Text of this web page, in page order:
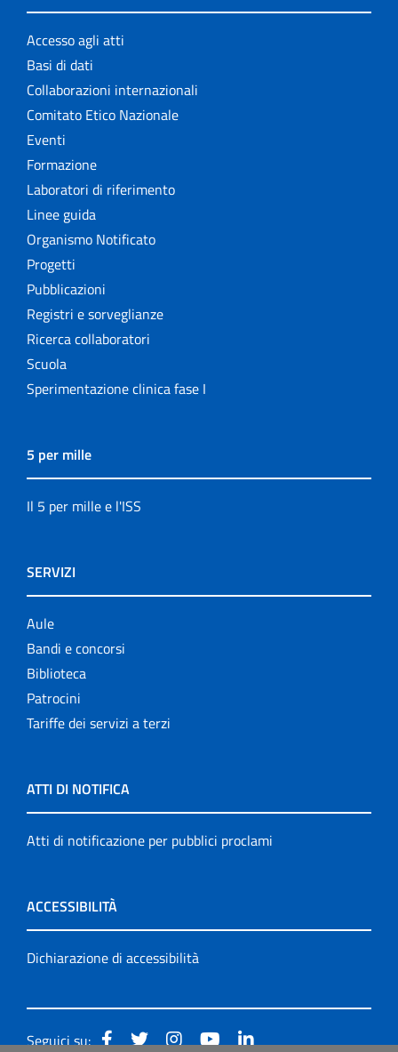
Accesso agli atti
Basi di dati
Collaborazioni internazionali
Comitato Etico Nazionale
Eventi
Formazione
Laboratori di riferimento
Linee guida
Organismo Notificato
Progetti
Pubblicazioni
Registri e sorveglianze
Ricerca collaboratori
Scuola
Sperimentazione clinica fase I
5 per mille
Il 5 per mille e l'ISS
SERVIZI
Aule
Bandi e concorsi
Biblioteca
Patrocini
Tariffe dei servizi a terzi
ATTI DI NOTIFICA
Atti di notificazione per pubblici proclami
ACCESSIBILITÀ
Dichiarazione di accessibilità
Seguici su: